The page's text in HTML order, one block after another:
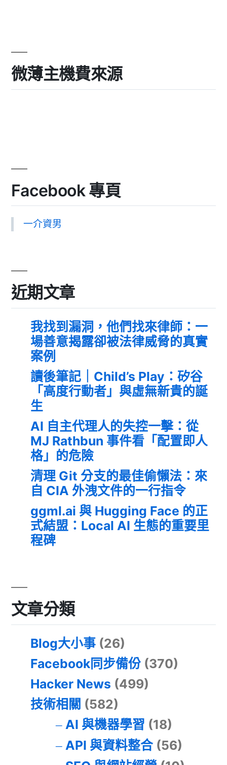
微薄主機費來源
Facebook 專頁
一介資男
近期文章
我找到漏洞，他們找來律師：一
場善意揭露卻被法律威脅的真實
案例
讀後筆記｜Child’s Play：矽谷
「高度行動者」與虛無新貴的誕
生
AI 自主代理人的失控一擊：從
MJ Rathbun 事件看「配置即人
格」的危險
清理 Git 分支的最佳偷懶法：來
自 CIA 外洩文件的一行指令
ggml.ai 與 Hugging Face 的正
式結盟：Local AI 生態的重要里
程碑
文章分類
Blog大小事 (26)
Facebook同步備份 (370)
Hacker News (499)
技術相關 (582)
AI 與機器學習 (18)
API 與資料整合(56)